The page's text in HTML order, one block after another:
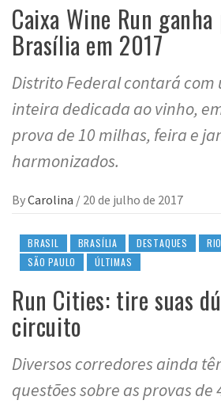
Caixa Wine Run
Brasília em 2017
Distrito Federal contará com
inteira dedicada ao vinho,
prova de 10 milhas, feira e
harmonizados.
ByCarolina / 20 de julho de 2017
BRASIL BRASÍLIA DESTAQUES
SÃO PAULO
ÚLTIMAS
Run Cities: tire suas
circuito
Diversos corredores ainda
questões sobre as provas de